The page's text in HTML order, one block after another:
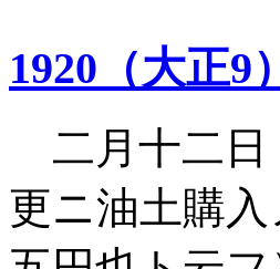
1920（大正9
二月十二
更ニ油土購